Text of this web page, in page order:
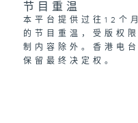
节目重温
本平台提供过往12个月
的节目重温，受版权限
制内容除外。香港电台
保留最终决定权。